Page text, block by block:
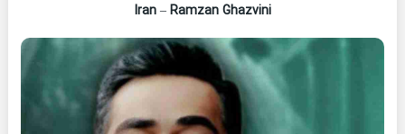
Iran– Ramzan Ghazvini